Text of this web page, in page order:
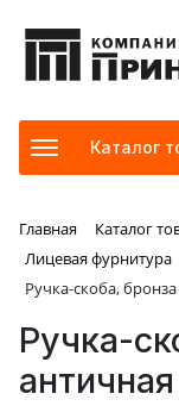
Каталог
Главная Каталог
Лицевая фурнитура
Ручка-скоба,
Ручка-
античная